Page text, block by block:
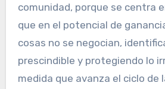
comunidad, porque se centra
que en el potencial de
cosas no se negocian,
prescindible y protegiendo lo
medida que avanza el ciclo